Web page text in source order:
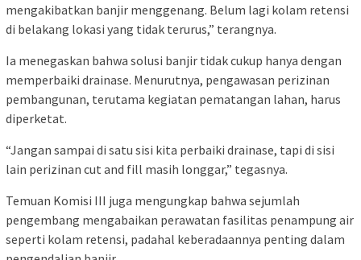
mengakibatkan banjir menggenang. Belum lagi kolam retensi
di belakang lokasi yang tidak terurus,” terangnya.
Ia menegaskan bahwa solusi banjir tidak cukup hanya dengan
memperbaiki drainase. Menurutnya, pengawasan perizinan
pembangunan, terutama kegiatan pematangan lahan, harus
diperketat.
“Jangan sampai di satu sisi kita perbaiki drainase, tapi di sisi
lain perizinan cut and fill masih longgar,” tegasnya.
Temuan Komisi III juga mengungkap bahwa sejumlah
pengembang mengabaikan perawatan fasilitas penampung air
seperti kolam retensi, padahal keberadaannya penting dalam